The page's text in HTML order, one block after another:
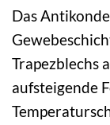
Das
Trapezblechs
aufsteigende